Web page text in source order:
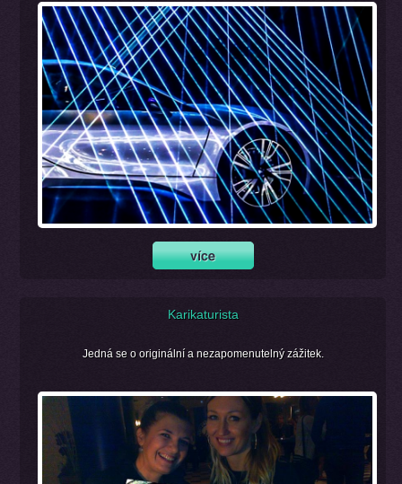
Karikaturista
Jedná se o originální a nezapomenutelný zážitek.